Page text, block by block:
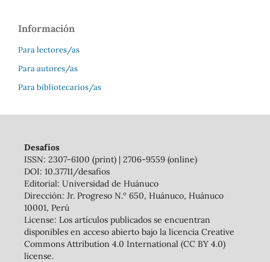
Información
Para lectores/as
Para autores/as
Para bibliotecarios/as
Desafíos
ISSN: 2307-6100 (print) | 2706-9559 (online)
DOI: 10.37711/desafios
Editorial: Universidad de Huánuco
Dirección: Jr. Progreso N.º 650, Huánuco, Huánuco
10001, Perú
License: Los artículos publicados se encuentran
disponibles en acceso abierto bajo la licencia Creative
Commons Attribution 4.0 International (CC BY 4.0)
license.